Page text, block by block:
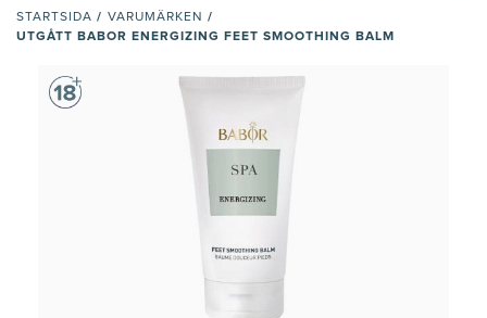
STARTSIDA / VARUMÄRKEN /
UTGÅTT BABOR ENERGIZING FEET SMOOTHING BALM